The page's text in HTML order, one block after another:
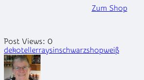
Zum Shop
Post Views: 0
Tags:
dekotellerraysinschwarzshopweiß